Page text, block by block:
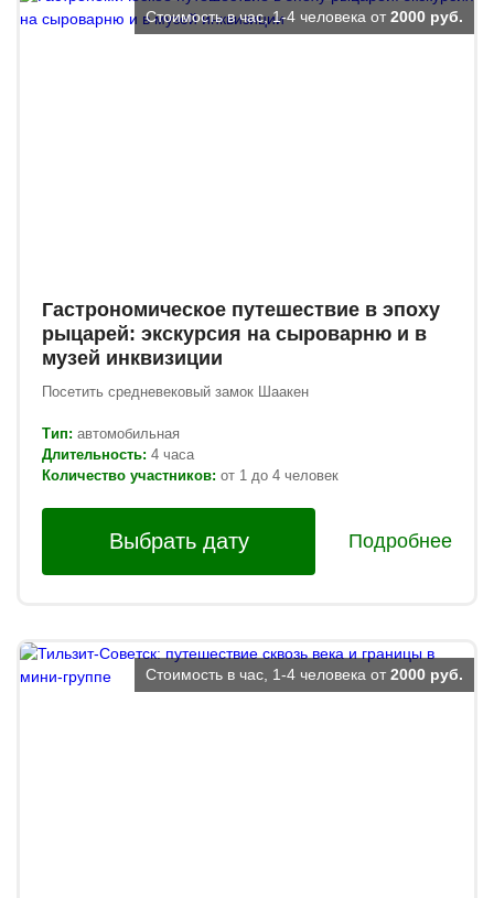
Гастрономическое путешествие в эпоху
рыцарей: экскурсия на сыроварню и в
музей инквизиции
Посетить средневековый замок Шаакен
Тип: автомобильная
Длительность: 4 часа
Количество участников: от 1 до 4 человек
Стоимость в час, 1-4 человека от 2000 руб.
Выбрать дату Подробнее
Стоимость в час, 1-4 человека от 2000 руб.